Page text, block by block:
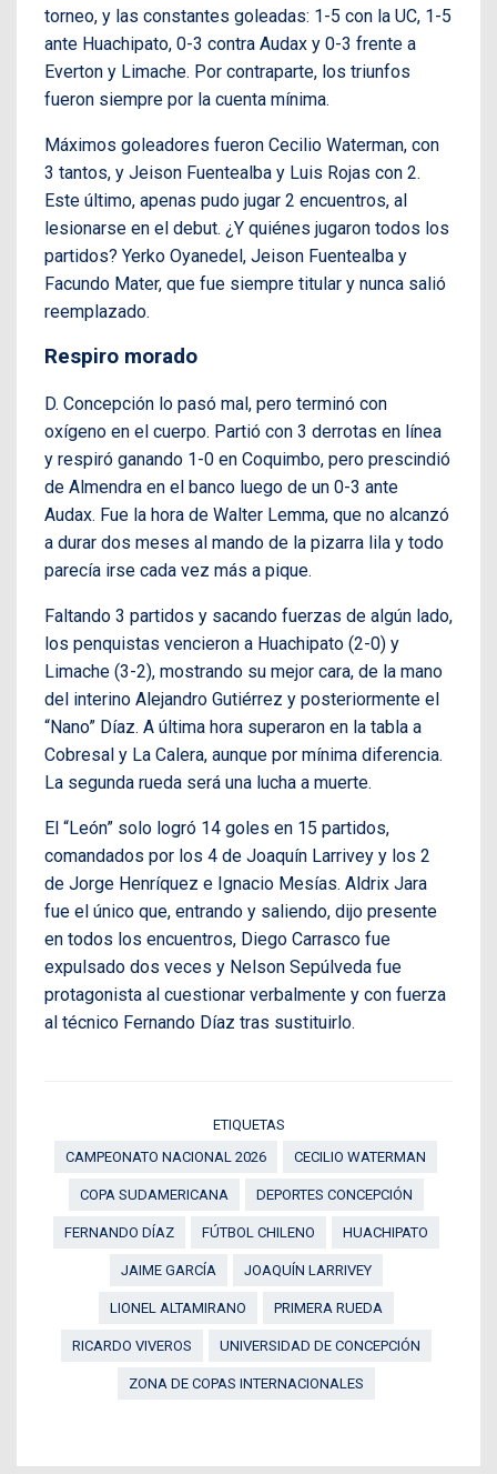
torneo, y las constantes goleadas: 1-5 con la UC, 1-5
ante Huachipato, 0-3 contra Audax y 0-3 frente a
Everton y Limache. Por contraparte, los triunfos
fueron siempre por la cuenta mínima.
Máximos goleadores fueron Cecilio Waterman, con
3 tantos, y Jeison Fuentealba y Luis Rojas con 2.
Este último, apenas pudo jugar 2 encuentros, al
lesionarse en el debut. ¿Y quiénes jugaron todos los
partidos? Yerko Oyanedel, Jeison Fuentealba y
Facundo Mater, que fue siempre titular y nunca salió
reemplazado.
Respiro morado
D. Concepción lo pasó mal, pero terminó con
oxígeno en el cuerpo. Partió con 3 derrotas en línea
y respiró ganando 1-0 en Coquimbo, pero prescindió
de Almendra en el banco luego de un 0-3 ante
Audax. Fue la hora de Walter Lemma, que no alcanzó
a durar dos meses al mando de la pizarra lila y todo
parecía irse cada vez más a pique.
Faltando 3 partidos y sacando fuerzas de algún lado,
los penquistas vencieron a Huachipato (2-0) y
Limache (3-2), mostrando su mejor cara, de la mano
del interino Alejandro Gutiérrez y posteriormente el
“Nano” Díaz. A última hora superaron en la tabla a
Cobresal y La Calera, aunque por mínima diferencia.
La segunda rueda será una lucha a muerte.
El “León” solo logró 14 goles en 15 partidos,
comandados por los 4 de Joaquín Larrivey y los 2
de Jorge Henríquez e Ignacio Mesías. Aldrix Jara
fue el único que, entrando y saliendo, dijo presente
en todos los encuentros, Diego Carrasco fue
expulsado dos veces y Nelson Sepúlveda fue
protagonista al cuestionar verbalmente y con fuerza
al técnico Fernando Díaz tras sustituirlo.
ETIQUETAS
CAMPEONATO NACIONAL 2026
CECILIO WATERMAN
COPA SUDAMERICANA DEPORTES CONCEPCIÓN
FERNANDO DÍAZ FÚTBOL CHILENO HUACHIPATO
JAIME GARCÍA JOAQUÍN LARRIVEY
LIONEL ALTAMIRANO PRIMERA RUEDA
RICARDO VIVEROS UNIVERSIDAD DE CONCEPCIÓN
ZONA DE COPAS INTERNACIONALES